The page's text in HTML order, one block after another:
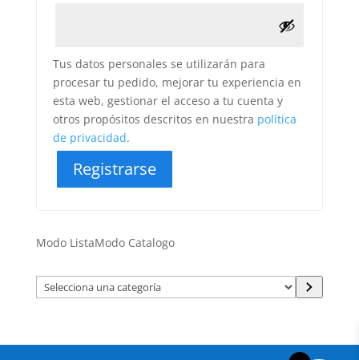
Tus datos personales se utilizarán para
procesar tu pedido, mejorar tu experiencia en
esta web, gestionar el acceso a tu cuenta y
otros propósitos descritos en nuestra política
de privacidad.
Registrarse
Modo ListaModo Catalogo
Selecciona
una